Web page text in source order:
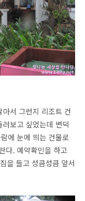
서 그런지 리조트 건
보고 싶었는데 변덕
에 눈에 띄는 건물로
다. 예약확인을 하고
을 들고 성큼성큼 앞서